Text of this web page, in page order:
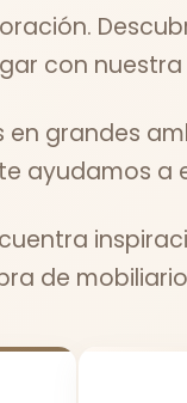
con
grandes
ayudamos a
de